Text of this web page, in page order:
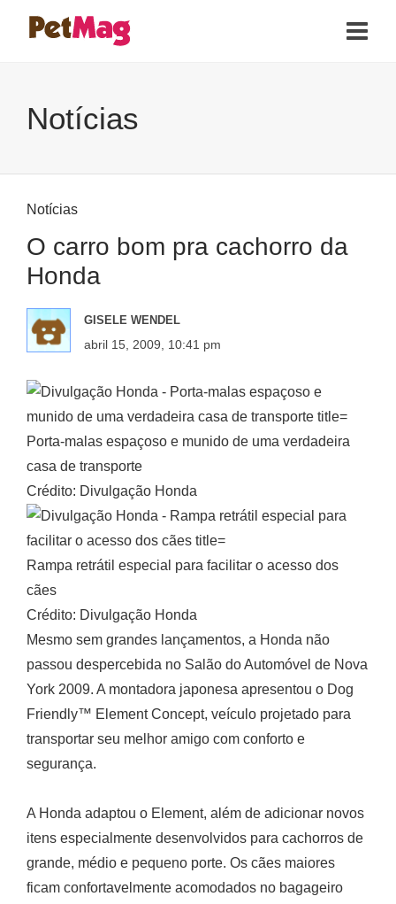
Notícias
Notícias
O carro bom pra cachorro da
Honda
GISELE WENDEL
abril 15, 2009, 10:41 pm
Porta-malas espaçoso e munido de uma verdadeira
casa de transporte
Crédito: Divulgação Honda
Rampa retrátil especial para facilitar o acesso dos
cães
Crédito: Divulgação Honda
Mesmo sem grandes lançamentos, a Honda não
passou despercebida no Salão do Automóvel de Nova
York 2009. A montadora japonesa apresentou o Dog
Friendly™ Element Concept, veículo projetado para
transportar seu melhor amigo com conforto e
segurança.
A Honda adaptou o Element, além de adicionar novos
itens especialmente desenvolvidos para cachorros de
grande, médio e pequeno porte. Os cães maiores
ficam confortavelmente acomodados no bagageiro